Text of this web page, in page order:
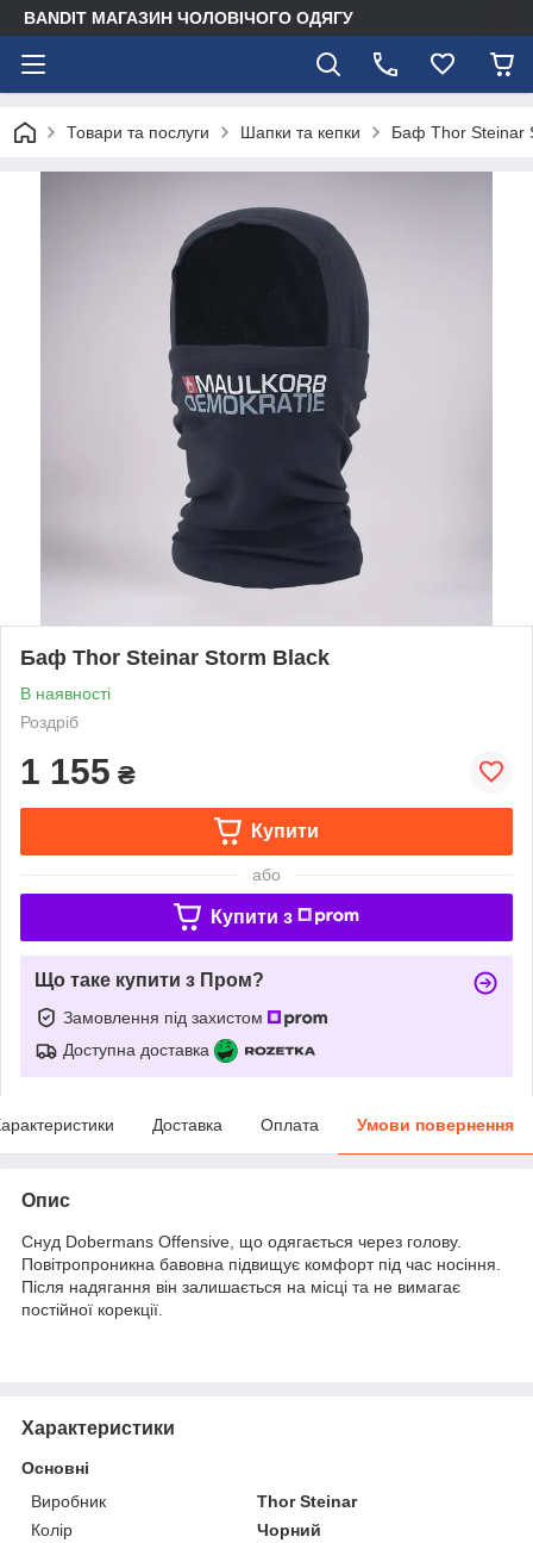
BANDIT МАГАЗИН ЧОЛОВІЧОГО ОДЯГУ
Товари та послуги Шапки та кепки Баф Thor Steinar
Баф Thor Steinar Storm Black
В наявності
Роздріб
1 155 ₴
Купити
або
Купити з
Що таке купити з Пром?
Замовлення під захистом
Доступна доставка
Доставка Оплата Умови повернення
Опис
Снуд Dobermans Offensive, що одягається через голову.
Повітропроникна бавовна підвищує комфорт під час носіння.
Після надягання він залишається на місці та не вимагає
постійної корекції.
Характеристики
Основні
Виробник
Thor Steinar
Колір
Чорний